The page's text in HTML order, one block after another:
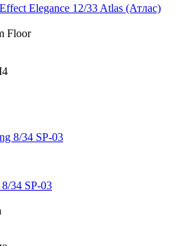
Elegance 12/33 Atlas (Атлас)
Floor
34 SP-03